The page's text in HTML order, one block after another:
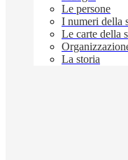
Le persone
I numeri della
Le carte della
La storia